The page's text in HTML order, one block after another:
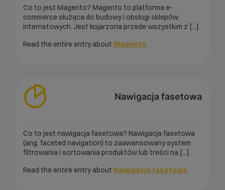
Co to jest Magento? Magento to platforma e-
commerce służąca do budowy i obsługi sklepów
internetowych. Jest kojarzona przede wszystkim z [...]
Read the entire entry about Magento
Nawigacja fasetowa
Co to jest nawigacja fasetowa? Nawigacja fasetowa
(ang. faceted navigation) to zaawansowany system
filtrowania i sortowania produktów lub treści na [...]
Read the entire entry about Nawigacja fasetowa